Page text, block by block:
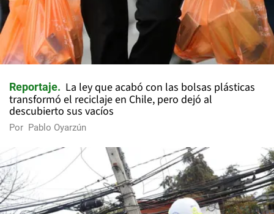
Reportaje
La ley que acabó con las bolsas plásticas
transformó el reciclaje en Chile, pero dejó al
descubierto sus vacíos
Por Pablo Oyarzún